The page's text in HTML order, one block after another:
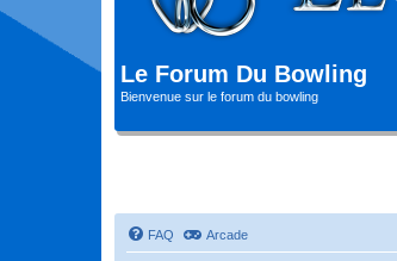
Le Forum Du Bowling
Bienvenue sur le forum du bowling
FAQ Arcade